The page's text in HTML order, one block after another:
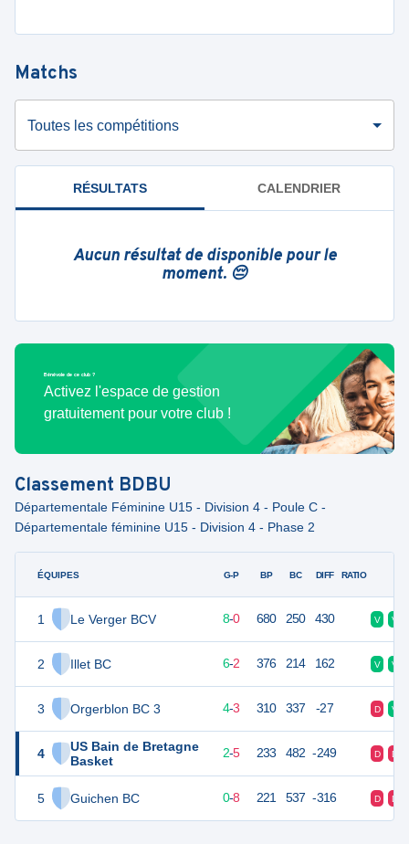
Matchs
Toutes les compétitions
RÉSULTATS CALENDRIER
Aucun résultat de disponible pour le
moment. 😔
Bénévole de ce club ?
Activez l'espace de gestion
gratuitement pour votre club !
Classement BDBU
Départementale Féminine U15 - Division 4 - Poule C -
Départementale féminine U15 - Division 4 - Phase 2
ÉQUIPES
1 Le Verger BCV
2 Illet BC
3 Orgerblon BC 3
4
US Bain de Bretagne
Basket
5 Guichen BC
G-P BP BC DIFF RATIO
8-0 680 250 430 V V
6-2 376 214 162 V V
4-3 310 337 -27 D V
10 8 2-5 233 482 -249 D D
0-8 221 537 -316 D D